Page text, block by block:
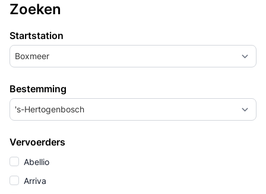
Zoeken
Startstation
Boxmeer
Bestemming
's-Hertogenbosch
Vervoerders
Abellio
Arriva